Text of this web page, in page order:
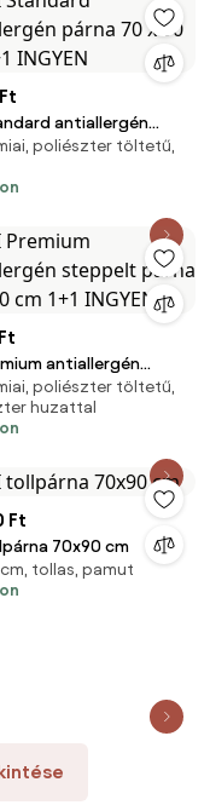
antiallergén
párna 70 x 90 cm 1+1 INGYEN
poliészter töltetű,
antiallergén
párna 50 x 70 cm 1+1
poliészter töltetű,
huzattal
Ft
70x90 cm
tollas, pamut